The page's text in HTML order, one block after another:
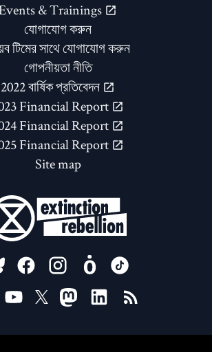
& Trainings
যোগাযোগ করুন
টিমের সাথে যোগাযোগ করুন
গোপনীয়তা নীতি
2022 বার্ষিক প্রতিবেদন
Financial Report
Financial Report
Financial Report
Site map
US ON